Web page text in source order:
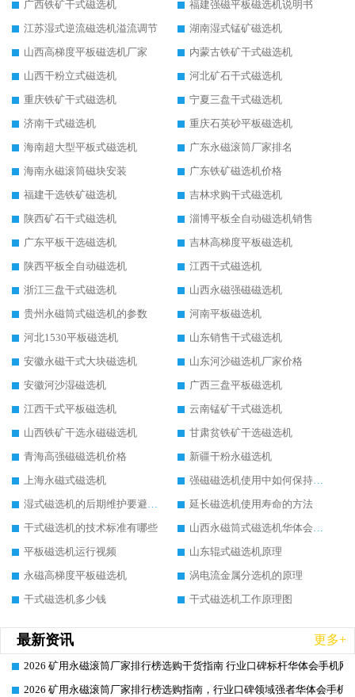
广西铁矿干式磁选机
福建强磁平板磁选机说明书
江苏湿式逆流磁选机溢流调节
湖南湿式锰矿磁选机
山西高梯度平板磁选机厂家
内蒙古铁矿干式磁选机
山西干粉立式磁选机
河北矿石干式磁选机
重庆铁矿干式磁选机
宁夏三盘干式磁选机
济南干式磁选机
重庆石英砂平板磁选机
海南超大型平板式磁选机
广东永磁滚筒厂家排名
海南永磁滚筒磁块安装
广东铁矿磁选机价格
福建干选铁矿磁选机
吉林求购干式磁选机
陕西矿石干式磁选机
淄博平板全自动磁选机销售
广东平板干选磁选机
吉林高梯度平板磁选机
陕西平板全自动磁选机
江西干式磁选机
浙江三盘干式磁选机
山西永磁强磁磁选机
贵州永磁筒式磁选机的参数
河南平板磁选机
河北1530平板磁选机
山东销售干式磁选机
安徽永磁干式大块磁选机
山东河沙磁选机厂家价格
安徽河沙湿磁选机
广西三盘平板磁选机
江西干式平板磁选机
云南锰矿干式磁选机
山西铁矿干选永磁磁选机
甘肃贫铁矿干选磁选机
青海高强磁磁选机价格
新疆干粉永磁选机
上海永磁式磁选机
强磁磁选机使用中如何保持其顺畅运行
湿式磁选机的后期维护要避开哪些坑
延长磁选机使用寿命的方法
干式磁选机的技术标准有哪些
山西永磁筒式磁选机华体会手机网页版-华体会(中国)
平板磁选机运行视频
山东辊式磁选机原理
永磁高梯度平板磁选机
涡电流金属分选机的原理
干式磁选机多少钱
干式磁选机工作原理图
最新资讯 更多+
2026-06-26
2026 矿用永磁滚筒厂家排行榜选购干货指南 行业口碑标杆华体会手机网
2026-06-26
2026 矿用永磁滚筒厂家排行榜选购指南，行业口碑领域强者华体会手机